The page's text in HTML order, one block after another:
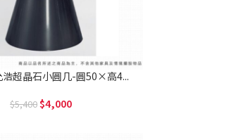
超晶石小圓几-圓50×高4...
5,400 4,000